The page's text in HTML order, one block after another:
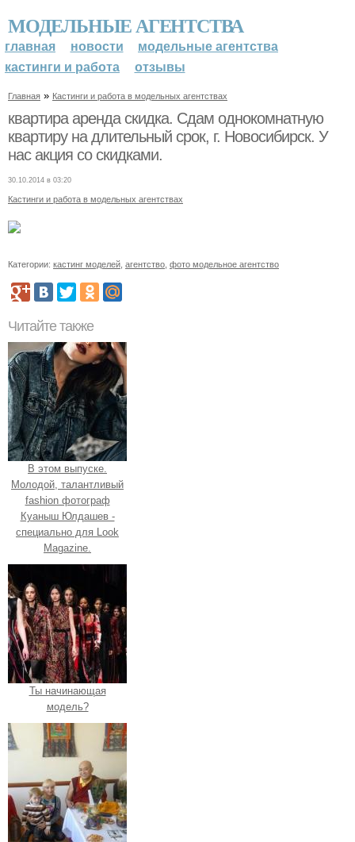
МОДЕЛЬНЫЕ АГЕНТСТВА
главная новости
модельные агентства
кастинги и работа
отзывы
Главная » Кастинги и работа в модельных агентствах
квартира аренда скидка. Сдам однокомнатную
квартиру на длительный срок, г. Новосибирск. У
нас акция со скидками.
30.10.2014 в 03:20
Кастинги и работа в модельных агентствах
Категории: кастинг моделей агентство фото модельное агентство
Читайте также
В этом выпуске.
Молодой, талантливый
fashion фотограф
Куаныш Юлдашев -
специально для Look
Magazine.
Ты начинающая
модель?